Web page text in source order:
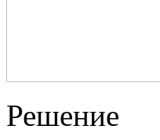
Решение